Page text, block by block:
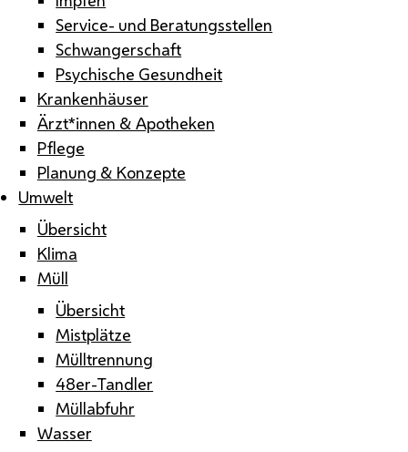
Service- und Beratungsstellen
Schwangerschaft
Psychische Gesundheit
Krankenhäuser
Ärzt*innen & Apotheken
Pflege
Planung & Konzepte
Umwelt
Übersicht
Klima
Müll
Übersicht
Mistplätze
Mülltrennung
48er-Tandler
Müllabfuhr
Wasser